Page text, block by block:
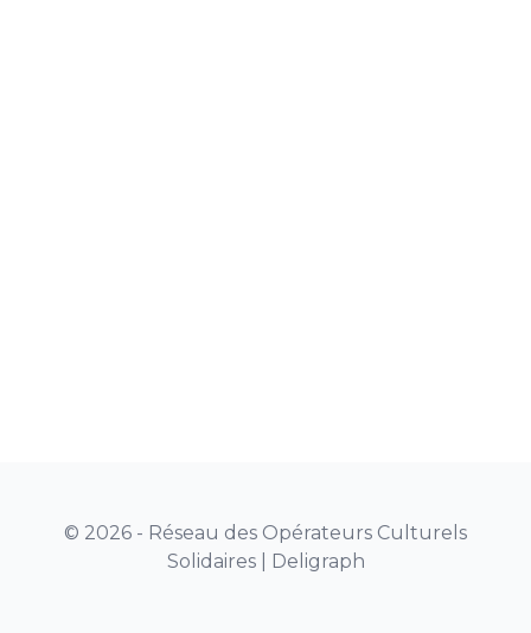
© 2026 - Réseau des Opérateurs Culturels
Solidaires | Deligraph